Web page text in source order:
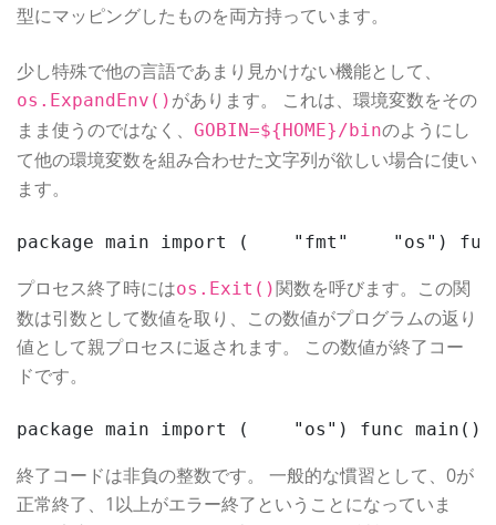
型にマッピングしたものを両方持っています。
少し特殊で他の言語であまり見かけない機能として、
os.ExpandEnv() があります。 これは、環境変数をその
まま使うのではなく、 GOBIN=${HOME}/binのようにし
て他の環境変数を組み合わせた文字列が欲しい場合に使い
ます。
package main import (    "fmt"    "os")
プロセス終了時にはos.Exit()関数を呼びます。この関
数は引数として数値を取り、この数値がプログラムの返り
値として親プロセスに返されます。 この数値が終了コー
ドです。
package main import (    "os") func
終了コードは非負の整数です。 一般的な慣習として、0が
正常終了、1以上がエラー終了ということになっていま